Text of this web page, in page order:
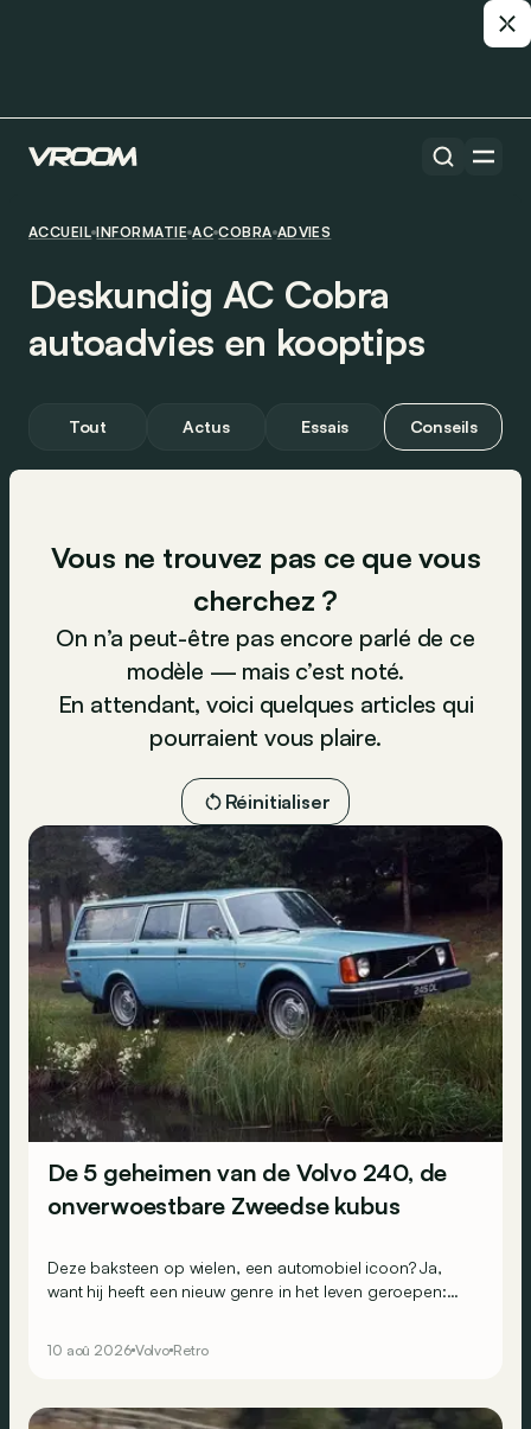
ACCUEIL INFORMATIE AC COBRA ADVIES
Deskundig AC Cobra
autoadvies en kooptips
Tout Actus Essais Conseils
Vous ne trouvez pas ce que vous
cherchez ?
On n’a peut-être pas encore parlé de ce
modèle — mais c’est noté.
En attendant, voici quelques articles qui
pourraient vous plaire.
Réinitialiser
De 5 geheimen van de Volvo 240, de
onverwoestbare Zweedse kubus
Deze baksteen op wielen, een automobiel icoon? Ja,
want hij heeft een nieuw genre in het leven geroepen:
een ongelooflijk succes. Zijn carrière zegt alles: hij was
10 aoû 2026 Volvo Retro